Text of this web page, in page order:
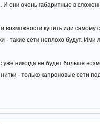
И они очень габаритные в
возможности купить или самому
- такие сети неплохо будут. Ими
уже никогда не будет больше
- только капроновые сети